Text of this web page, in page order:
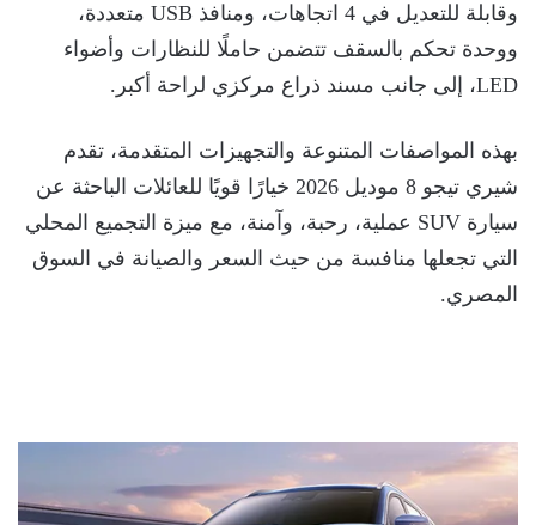
وقابلة للتعديل في 4 اتجاهات، ومنافذ USB متعددة،
ووحدة تحكم بالسقف تتضمن حاملًا للنظارات وأضواء
LED، إلى جانب مسند ذراع مركزي لراحة أكبر.
بهذه المواصفات المتنوعة والتجهيزات المتقدمة، تقدم
شيري تيجو 8 موديل 2026 خيارًا قويًا للعائلات الباحثة عن
سيارة SUV عملية، رحبة، وآمنة، مع ميزة التجميع المحلي
التي تجعلها منافسة من حيث السعر والصيانة في السوق
المصري.